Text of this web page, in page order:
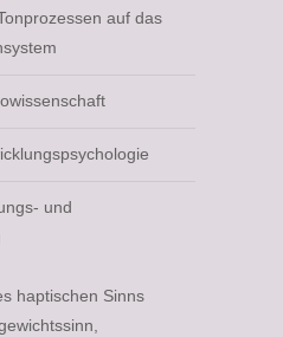
auf das
und
haptischen Sinns